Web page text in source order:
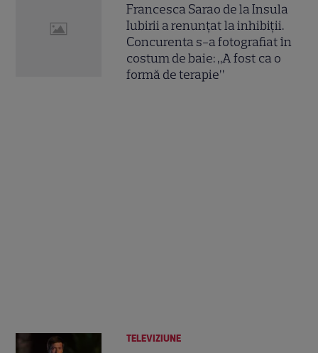
Francesca Sarao de la Insula
Iubirii a renunțat la inhibiții.
Concurenta s-a fotografiat în
costum de baie: „A fost ca o
formă de terapie”
TELEVIZIUNE